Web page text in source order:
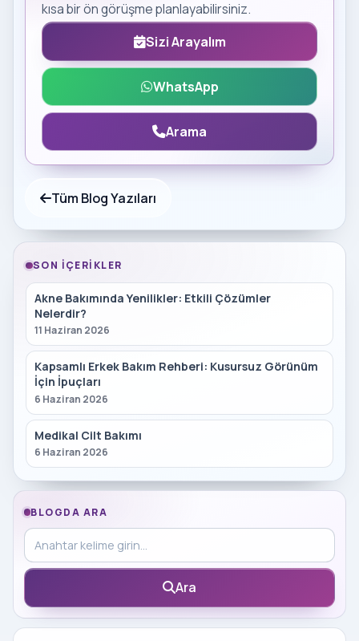
kısa bir ön görüşme planlayabilirsiniz.
Sizi Arayalım
WhatsApp
Arama
Tüm Blog Yazıları
SON İÇERIKLER
Akne Bakımında Yenilikler: Etkili Çözümler
Nelerdir?
11 Haziran 2026
Kapsamlı Erkek Bakım Rehberi: Kusursuz Görünüm
İçin İpuçları
6 Haziran 2026
Medikal Cilt Bakımı
6 Haziran 2026
BLOGDA ARA
Blog içinde ara
Ara